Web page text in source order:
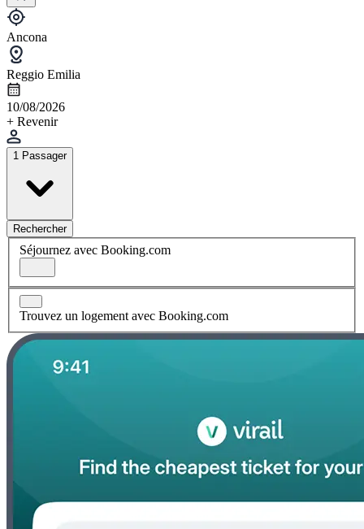
Ancona
Reggio Emilia
10/08/2026
+ Revenir
1 Passager
Rechercher
Séjournez avec Booking.com
Trouvez un logement avec Booking.com